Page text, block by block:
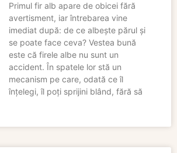
Primul fir alb apare de obicei fără
avertisment, iar întrebarea vine
imediat după: de ce albește părul și
se poate face ceva? Vestea bună
este că firele albe nu sunt un
accident. În spatele lor stă un
mecanism pe care, odată ce îl
înțelegi, îl poți sprijini blând, fără să